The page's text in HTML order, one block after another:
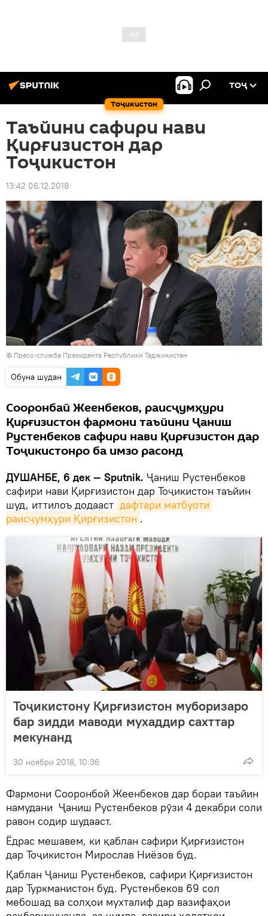
Тоҷикистон
ТОҶ
Таъйини сафири нави
Қирғизистон дар
Тоҷикистон
13:42 06.12.2018
© Пресс-служба Президента Республики Таджикистан
Обуна шудан
Сооронбай Жеенбеков, раисҷумҳури
Қирғизистон фармони таъйини Ҷаниш
Рустенбеков сафири нави Қирғизистон дар
Тоҷикистонро ба имзо расонд
ДУШАНБЕ, 6 дек — Sputnik. Ҷаниш Рустенбеков
сафири нави Қирғизистон дар Тоҷикистон таъйин
шуд, иттилоъ додааст дафтари матбуоти
раисҷумҳури Қирғизистон .
Тоҷикистону Қирғизистон муборизаро
бар зидди маводи мухаддир сахттар
мекунанд
30 ноябри 2018, 10:36
Фармони Сооронбой Жеенбеков дар бораи таъйин
намудани Ҷаниш Рустенбеков рӯзи 4 декабри соли
равон содир шудааст.
Ёдрас мешавем, ки қаблан сафири Қирғизистон
дар Тоҷикистон Мирослав Ниёзов буд.
Қаблан Ҷаниш Рустенбеков, сафири Қирғизистон
дар Туркманистон буд. Рустенбеков 69 сол
мебошад ва солҳои мухталиф дар вазифаҳои